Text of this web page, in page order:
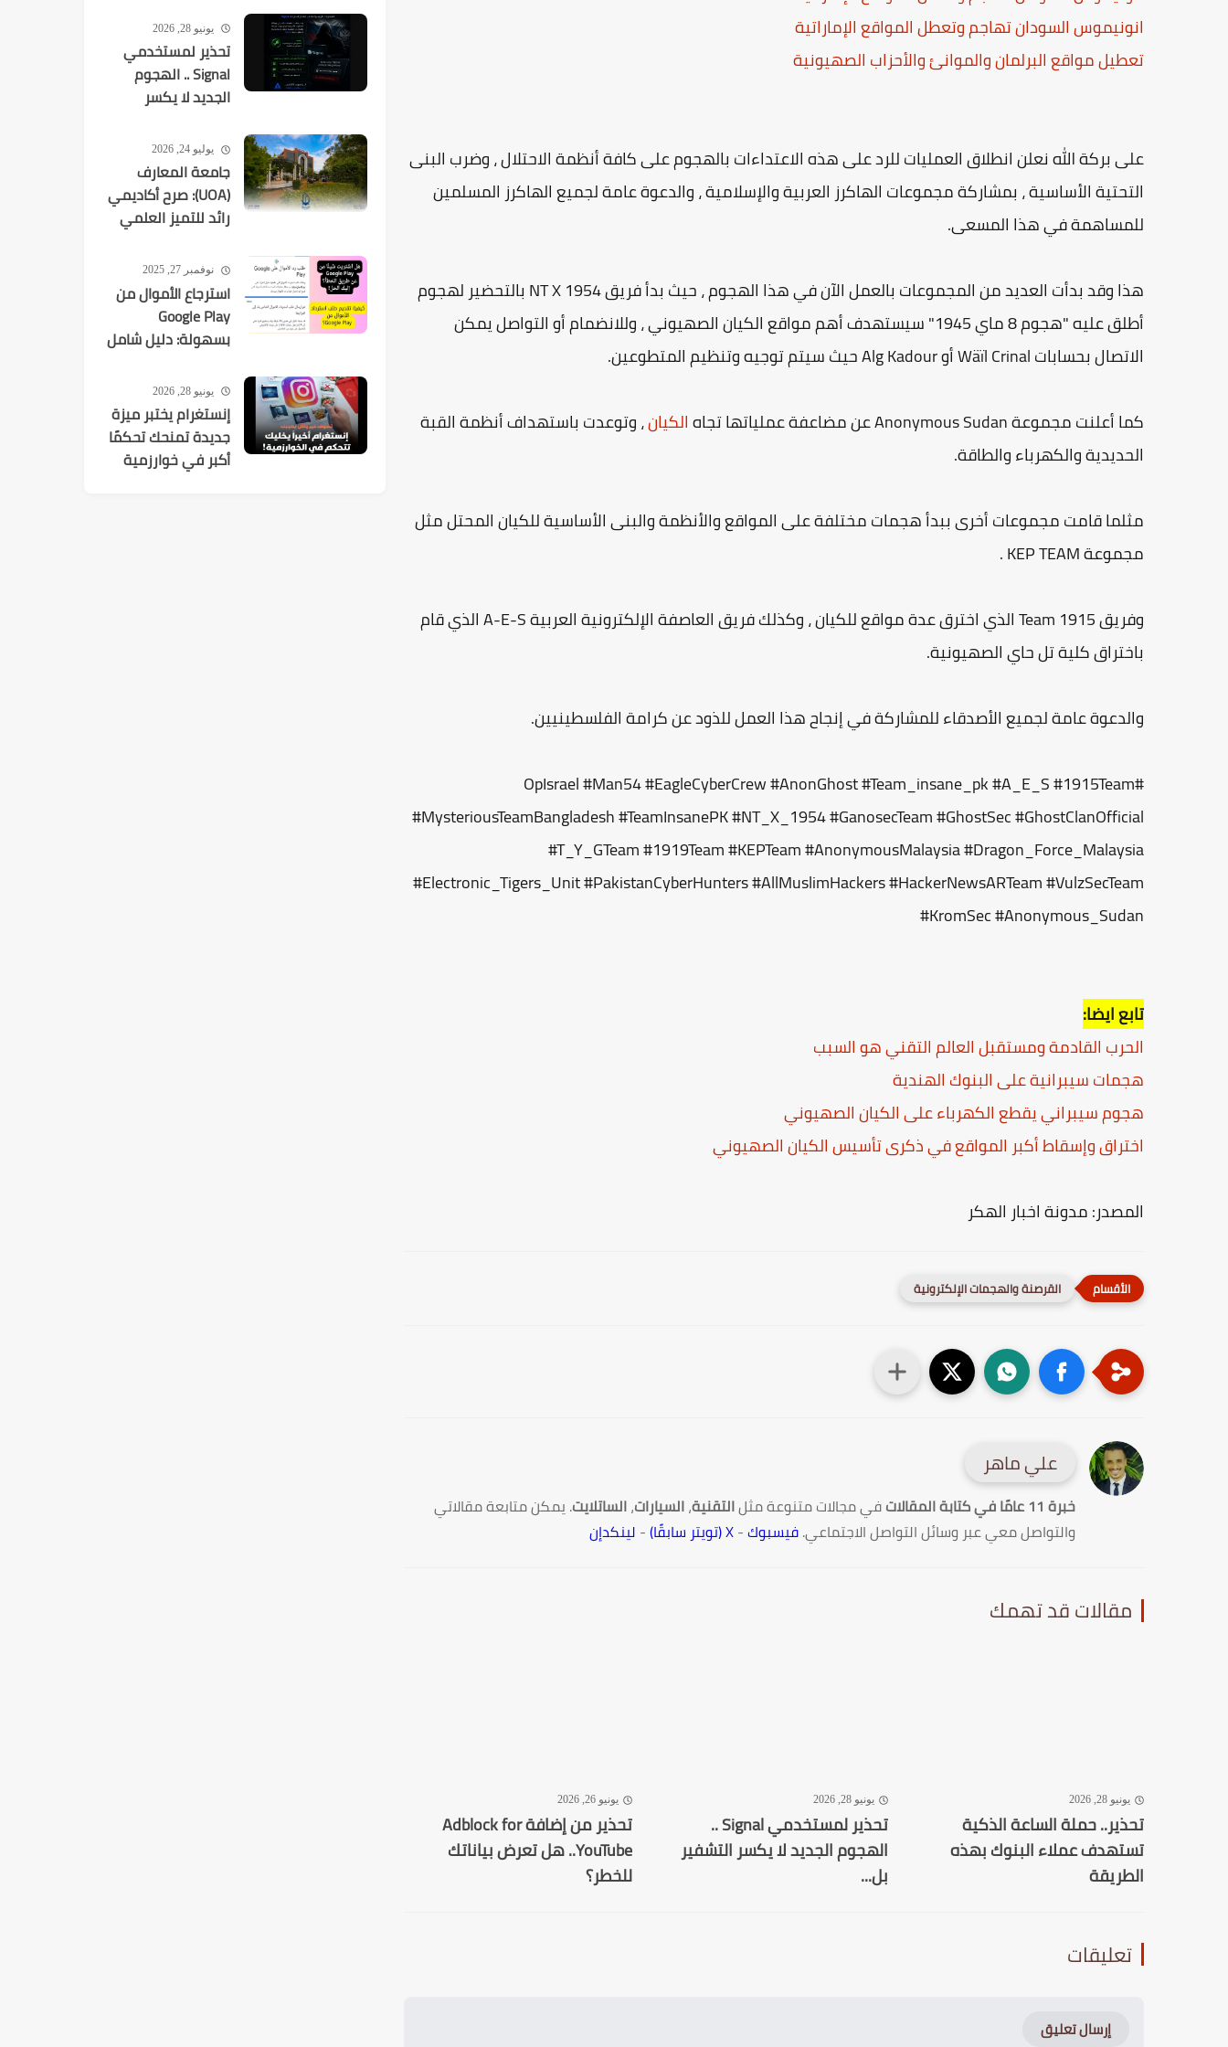
انونيموس السودان تهاجم وتعطل المواقع الإماراتية
تعطيل مواقع البرلمان والموانئ والأحزاب الصهيونية
على بركة الله نعلن انطلاق العمليات للرد على هذه الاعتداءات بالهجوم على كافة أنظمة الاحتلال ، وضرب البنى
التحتية الأساسية ، بمشاركة مجموعات الهاكرز العربية والإسلامية ، والدعوة عامة لجميع الهاكرز المسلمين
للمساهمة في هذا المسعى.
هذا وقد بدأت العديد من المجموعات بالعمل الآن في هذا الهجوم ، حيث بدأ فريق NT X 1954 بالتحضير لهجوم
أطلق عليه "هجوم 8 ماي 1945" سيستهدف أهم مواقع الكيان الصهيوني ، وللانضمام أو التواصل يمكن
الاتصال بحسابات Wäïl Crinal أو Alg Kadour حيث سيتم توجيه وتنظيم المتطوعين.
كما أعلنت مجموعة Anonymous Sudan عن مضاعفة عملياتها تجاه الكيان، وتوعدت باستهداف أنظمة القبة
الحديدية والكهرباء والطاقة.
مثلما قامت مجموعات أخرى ببدأ هجمات مختلفة على المواقع والأنظمة والبنى الأساسية للكيان المحتل مثل
مجموعة KEP TEAM .
وفريق 1915 Team الذي اخترق عدة مواقع للكيان ، وكذلك فريق العاصفة الإلكترونية العربية A-E-S الذي قام
باختراق كلية تل حاي الصهيونية.
والدعوة عامة لجميع الأصدقاء للمشاركة في إنجاح هذا العمل للذود عن كرامة الفلسطينيين.
#OpIsrael #Man54 #EagleCyberCrew #AnonGhost #Team_insane_pk #A_E_S #1915Team
#MysteriousTeamBangladesh #TeamInsanePK #NT_X_1954 #GanosecTeam #GhostSec #GhostClanOfficial
#T_Y_GTeam #1919Team #KEPTeam #AnonymousMalaysia #Dragon_Force_Malaysia
#Electronic_Tigers_Unit #PakistanCyberHunters #AllMuslimHackers #HackerNewsARTeam #VulzSecTeam
#KromSec #Anonymous_Sudan
تابع ايضا:
الحرب القادمة ومستقبل العالم التقني هو السبب
هجمات سيبرانية على البنوك الهندية
هجوم سيبراني يقطع الكهرباء على الكيان الصهيوني
اختراق وإسقاط أكبر المواقع في ذكرى تأسيس الكيان الصهيوني
المصدر: مدونة اخبار الهكر
القرصنة والهجمات الإلكترونية
علي ماهر
خبرة 11 عامًا في كتابة المقالات في مجالات متنوعة مثلالتقنية،السيارات،الساتلايت. يمكن متابعة مقالاتي
والتواصل معي عبر وسائل التواصل الاجتماعي.فيسبوك-X (تويتر سابقًا) - لينكدإن
مقالات قد تهمك
يونيو 28, 2026
تحذير.. حملة الساعة الذكية
تستهدف عملاء البنوك بهذه
الطريقة
يونيو 28, 2026
تحذير لمستخدمي Signal ..
الهجوم الجديد لا يكسر التشفير
بل...
يونيو 26, 2026
تحذير من إضافة Adblock for
YouTube.. هل تعرض بياناتك
للخطر؟
تعليقات
إرسال تعليق
يونيو 28, 2026
تحذير لمستخدمي
Signal .. الهجوم
الجديد لا يكسر
يستهدفك
يوليو 24, 2026
جامعة المعارف
(UOA): صرح أكاديمي
رائد للتميز العلمي
نوفمبر 27, 2025
استرجاع الأموال من
Google Play
بسهولة: دليل شامل
يونيو 28, 2026
إنستغرام يختبر ميزة
جديدة تمنحك تحكمًا
أكبر في خوارزمية